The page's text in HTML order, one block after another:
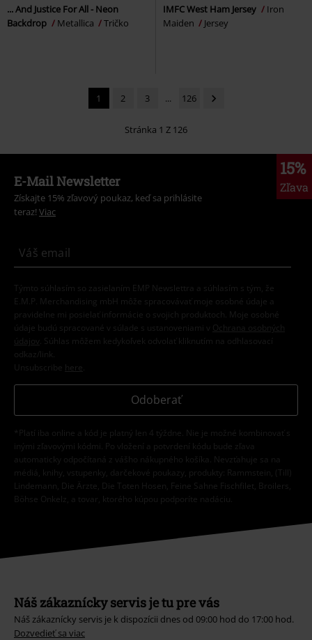
... And Justice For All - Neon
Backdrop
Metallica Tričko
IMFC West Ham Jersey
Iron
Maiden
Jersey
1 2 3 ... 126
Stránka 1 Z 126
15%
Zľava
E-Mail Newsletter
Získajte 15% zľavový poukaz, keď sa prihlásite
teraz! Viac
Týmto súhlasím so zasielaním EMP Newslettra a súhlasím s tým, že
E.M.P. Merchandising mbH môže spracovávať moje osobné údaje a
pravidelne mi posielať informácie o svojich produktoch. Moje osobné
údaje budú spracované v súlade s ustanoveniami v
Ochrana osobných
údajov
. Súhlas môžem kedykoľvek odvolať kliknutím na odhlasovací
odkaz/link.
Unsubscribe here
Odoberať
*Platí iba online a kód je platný len 4 týždne. Nie je možné kombinovať s
inými zľavovými kódmi. Po vložení a potvrdení kódu bude zľava
automaticky odpočítaná z vášho nákupného košíka. Nevzťahuje sa na
médiá, knihy, vstupenky, darčekové poukazy, produkty: Rammstein, (Till)
Lindemann, Die Ärzte, Die Toten Hosen, Feine Sahne Fischfilet, Broilers,
Böhse Onkelz, a tovar, ktorého kúpou podporíte nadáciu.
Náš zákaznícky servis je tu pre vás
Náš zákaznícky servis je k dispozícii dnes od 09:00 hod do 17:00 hod.
Dozvedieť sa viac